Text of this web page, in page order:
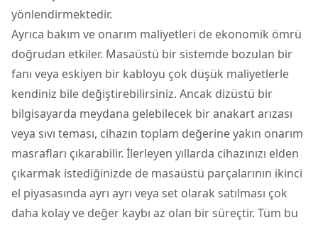
yönlendirmektedir.
Ayrıca bakım ve onarım maliyetleri de ekonomik ömrü
doğrudan etkiler. Masaüstü bir sistemde bozulan bir
fanı veya eskiyen bir kabloyu çok düşük maliyetlerle
kendiniz bile değiştirebilirsiniz. Ancak dizüstü bir
bilgisayarda meydana gelebilecek bir anakart arızası
veya sıvı teması, cihazın toplam değerine yakın onarım
masrafları çıkarabilir. İlerleyen yıllarda cihazınızı elden
çıkarmak istediğinizde de masaüstü parçalarının ikinci
el piyasasında ayrı ayrı veya set olarak satılması çok
daha kolay ve değer kaybı az olan bir süreçtir. Tüm bu